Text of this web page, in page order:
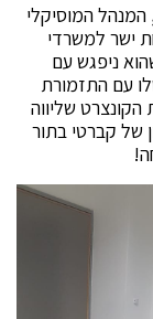
המנהל המוסיקלי
ישר למשרדי
ניפגש עם
עם התזמורת
שליווה
הראשון של קברטי בתור